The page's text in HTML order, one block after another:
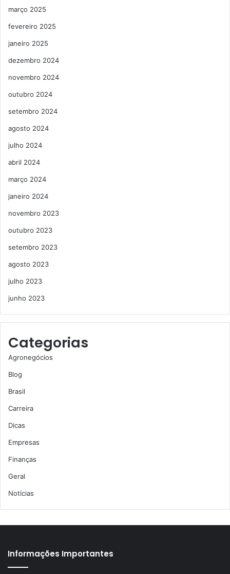
março 2025
fevereiro 2025
janeiro 2025
dezembro 2024
novembro 2024
outubro 2024
setembro 2024
agosto 2024
julho 2024
abril 2024
março 2024
janeiro 2024
novembro 2023
outubro 2023
setembro 2023
agosto 2023
julho 2023
junho 2023
Categorias
Agronegócios
Blog
Brasil
Carreira
Dicas
Empresas
Finanças
Geral
Notícias
Informações Importantes